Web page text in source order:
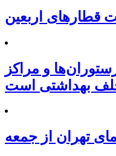
و مراکز
بهداشتی است
تهران از جمعه